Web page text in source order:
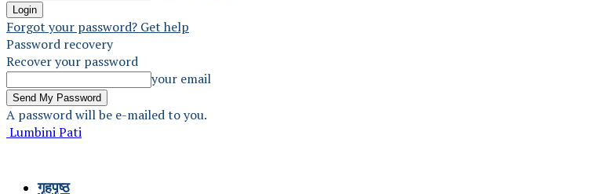
Forgot your password? Get help
Password recovery
Recover your password
your email
A password will be e-mailed to you.
Lumbini Pati
गृहपृष्ठ